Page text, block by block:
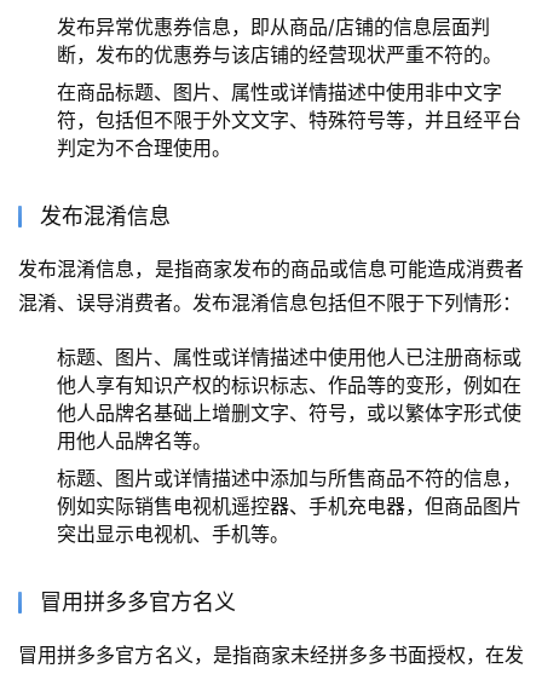
发布异常优惠券信息，即从商品/店铺的信息层面判
断，发布的优惠券与该店铺的经营现状严重不符的。
在商品标题、图片、属性或详情描述中使用非中文字
符，包括但不限于外文文字、特殊符号等，并且经平台
判定为不合理使用。
发布混淆信息
发布混淆信息，是指商家发布的商品或信息可能造成消费者
混淆、误导消费者。发布混淆信息包括但不限于下列情形：
标题、图片、属性或详情描述中使用他人已注册商标或
他人享有知识产权的标识标志、作品等的变形，例如在
他人品牌名基础上增删文字、符号，或以繁体字形式使
用他人品牌名等。
标题、图片或详情描述中添加与所售商品不符的信息，
例如实际销售电视机遥控器、手机充电器，但商品图片
突出显示电视机、手机等。
冒用拼多多官方名义
冒用拼多多官方名义，是指商家未经拼多多书面授权，在发